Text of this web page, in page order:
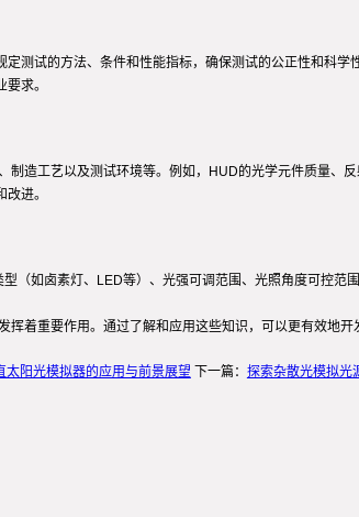
测试的方法、条件和性能指标，确保测试的公正性和科
求。
造工艺以及测试环境等。例如，HUD的光学元件质量、
进。
（如卤素灯、LED等）、光强可调范围、光照角度可控
着重要作用。通过了解和应用这些知识，可以更有效地开
太阳光模拟器的应用与前景展望 下一篇： 探索杂散光模拟光